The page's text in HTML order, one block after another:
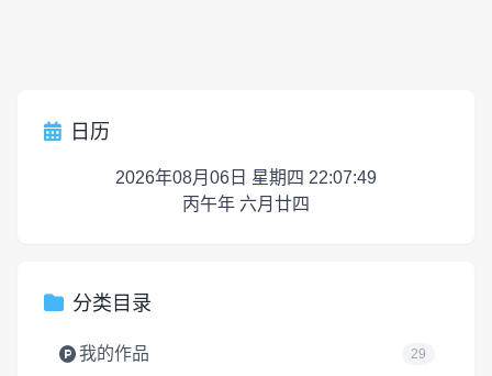
日历
2026年08月06日 星期四 22:07:50
丙午年 六月廿四
分类目录
我的作品 29